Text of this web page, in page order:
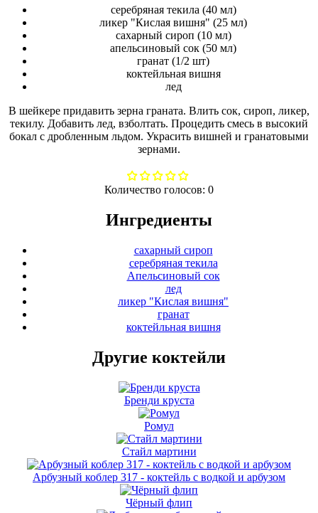
серебряная текила (40 мл)
ликер "Кислая вишня" (25 мл)
сахарный сироп (10 мл)
апельсиновый сок (50 мл)
гранат (1/2 шт)
коктейльная вишня
лед
В шейкере придавить зерна граната. Влить сок, сироп, ликер,
текилу. Добавить лед, взболтать. Процедить смесь в высокий
бокал с дробленным льдом. Украсить вишней и гранатовыми
зернами.
Количество голосов: 0
Ингредиенты
сахарный сироп
серебряная текила
Апельсиновый сок
лед
ликер "Кислая вишня"
гранат
коктейльная вишня
Другие коктейли
Бренди круста
Ромул
Стайл мартини
Арбузный коблер 317 - коктейль с водкой и арбузом
Чёрный флип